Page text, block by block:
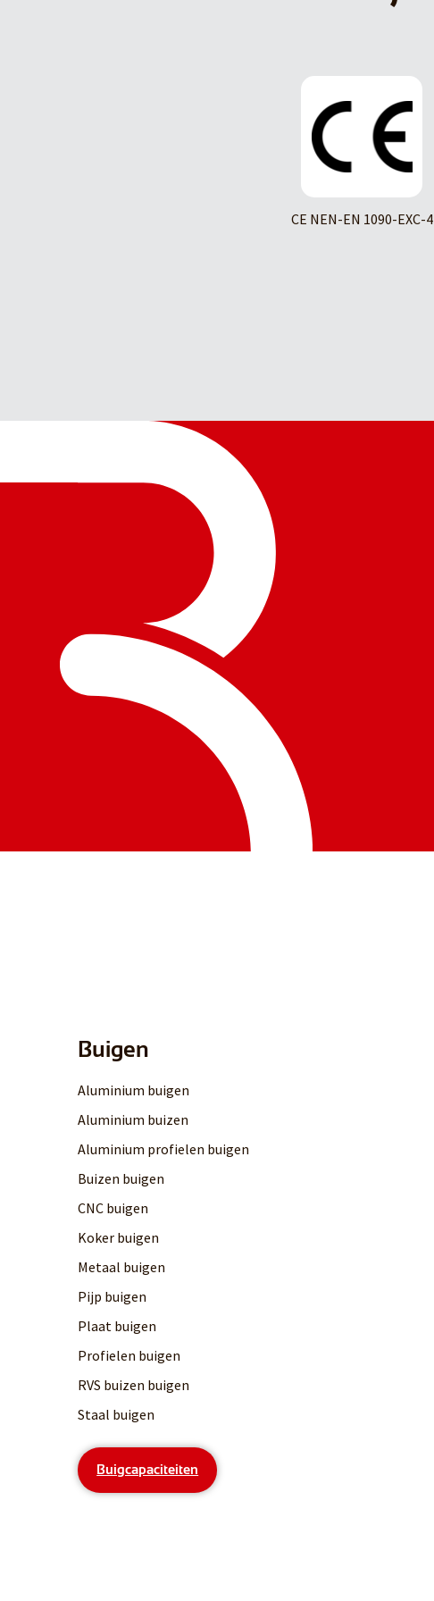
CE NEN-EN 1090-EXC-4
Buigen
Aluminium buigen
Aluminium buizen
Aluminium profielen buigen
Buizen buigen
CNC buigen
Koker buigen
Metaal buigen
Pijp buigen
Plaat buigen
Profielen buigen
RVS buizen buigen
Staal buigen
Buigcapaciteiten